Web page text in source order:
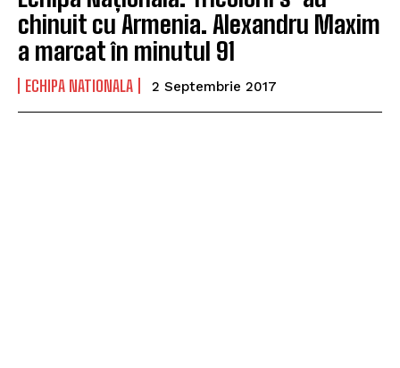
chinuit cu Armenia. Alexandru Maxim
a marcat în minutul 91
ECHIPA NATIONALA 2 Septembrie 2017